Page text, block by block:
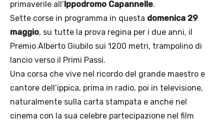
primaverile all’Ippodromo Capannelle.
Sette corse in programma in questa domenica 29
maggio, su tutte la prova regina per i due anni, il
Premio Alberto Giubilo sui 1200 metri, trampolino di
lancio verso il Primi Passi.
Una corsa che vive nel ricordo del grande maestro e
cantore dell’ippica, prima in radio, poi in televisione,
naturalmente sulla carta stampata e anche nel
cinema con la sua celebre partecipazione nel film